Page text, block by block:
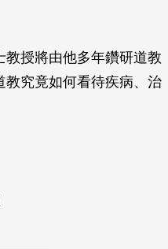
授將由他多年鑽研道教
教究竟如何看待疾病、治